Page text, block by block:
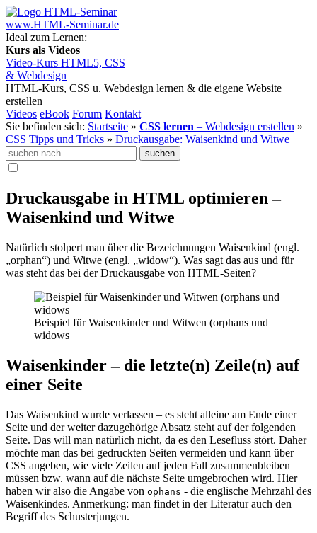
www.HTML-Seminar.de
Ideal zum Lernen:
Kurs als Videos
Video-Kurs HTML5, CSS
& Webdesign
HTML-Kurs, CSS u. Webdesign lernen & die eigene Website
erstellen
Videos eBook Forum Kontakt
Sie befinden sich: Startseite » CSS lernen – Webdesign erstellen »
CSS Tipps und Tricks » Druckausgabe: Waisenkind und Witwe
Druckausgabe in HTML optimieren –
Waisenkind und Witwe
Natürlich stolpert man über die Bezeichnungen Waisenkind (engl.
„orphan“) und Witwe (engl. „widow“). Was sagt das aus und für
was steht das bei der Druckausgabe von HTML-Seiten?
Beispiel für Waisenkinder und Witwen (orphans und
widows
Waisenkinder – die letzte(n) Zeile(n) auf
einer Seite
Das Waisenkind wurde verlassen – es steht alleine am Ende einer
Seite und der weiter dazugehörige Absatz steht auf der folgenden
Seite. Das will man natürlich nicht, da es den Lesefluss stört. Daher
möchte man das bei gedruckten Seiten vermeiden und kann über
CSS angeben, wie viele Zeilen auf jeden Fall zusammenbleiben
müssen bzw. wann auf die nächste Seite umgebrochen wird. Hier
haben wir also die Angabe von ophans - die englische Mehrzahl des
Waisenkindes. Anmerkung: man findet in der Literatur auch den
Begriff des Schusterjungen.